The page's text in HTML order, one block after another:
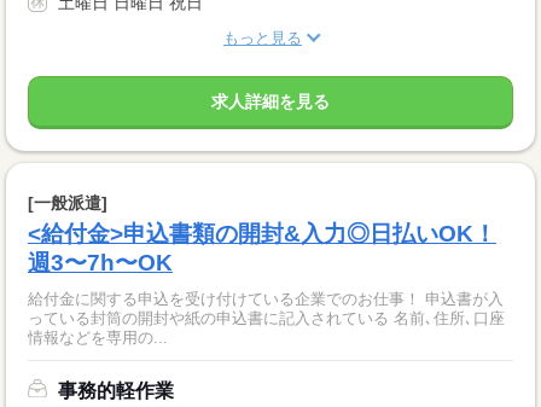
もっと見る
求人詳細を見る
[一般派遣]
<給付金>申込書類の開封&入力◎日払いOK！
週3〜7h〜OK
給付金に関する申込を受け付けている企業でのお仕事！ 申込書が入
っている封筒の開封や紙の申込書に記入されている 名前､住所､口座
情報などを専用の...
事務的軽作業